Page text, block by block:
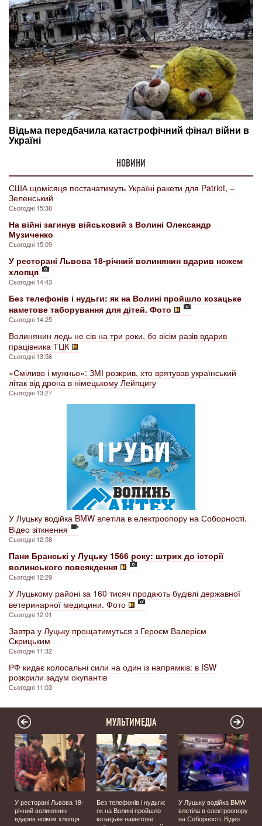
НОВИНИ
США щомісяця постачатимуть Україні ракети для Patriot, –
Зеленський
Сьогодні 15:38
На війні загинув військовий з Волині Олександр
Музиченко
Сьогодні 15:09
У ресторані Львова 18-річний волинянин вдарив ножем
хлопця
Сьогодні 14:43
Без телефонів і нудьги: як на Волині пройшло козацьке
наметове таборування для дітей. Фото
Сьогодні 14:25
Волинянин ледь не сів на три роки, бо вісім разів вдарив
працівника ТЦК
Сьогодні 13:56
«Сміливо і мужньо»: ЗМІ розкрив, хто врятував український
літак від дрона в німецькому Лейпцигу
Сьогодні 13:27
У Луцьку водійка BMW влетіла в електроопору на Соборності.
Відео зіткнення
Сьогодні 12:58
Пани Бранські у Луцьку 1566 року: штрих до історії
волинського повсякдення
Сьогодні 12:29
У Луцькому районі за 160 тисяч продають будівлі державної
ветеринарної медицини. Фото
Сьогодні 12:01
Завтра у Луцьку прощатимуться з Героєм Валерієм
Скрицьким
Сьогодні 11:32
РФ кидає колосальні сили на один із напрямків: в ISW
розкрили задум окупантів
Сьогодні 11:03
МУЛЬТИМЕДІА
У ресторані Львова 18-
річний волинянин
вдарив ножем хлопця
Без телефонів і нудьги:
як на Волині пройшло
козацьке наметове
У Луцьку водійка BMW
влетіла в електроопору
на Соборності. Відео